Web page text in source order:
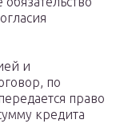
и
по
право
кредита